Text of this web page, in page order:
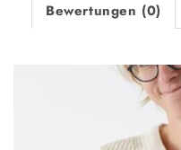
Bewertungen (0)